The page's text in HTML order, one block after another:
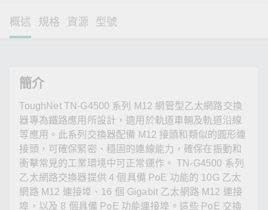
概述 規格 資源 型號
簡介
ToughNet TN-G4500 系列 M12 網管型乙太網路交換
器專為鐵路應用所設計，適用於軌道車輛及軌道沿線
等應用。此系列交換器配備 M12 接頭和類似的圓形連
接頭，可確保緊密、穩固的連線能力，確保在振動和
衝擊常見的工業環境中可正常運作。 TN-G4500 系列
乙太網路交換器提供 4 個具備 PoE 功能的 10G 乙太
網路 M12 連接埠、16 個 Gigabit 乙太網路 M12 連接
埠，以及 8 個具備 PoE 功能連接埠。這些 PoE 交換